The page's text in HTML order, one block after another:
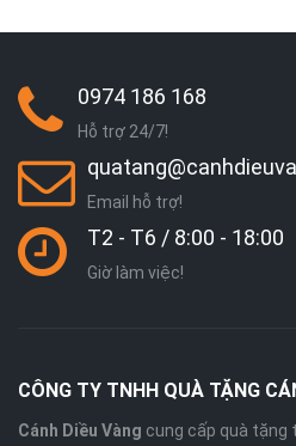
0974 186 168
Hỗ trợ 24/7!
Email hỗ trợ!
T2 - T6 / 8:00 - 18:00
Giờ làm việc!
CÔNG TY TNHH QUÀ TẶNG
Cánh Diều Vàng cung cấp quà tặng